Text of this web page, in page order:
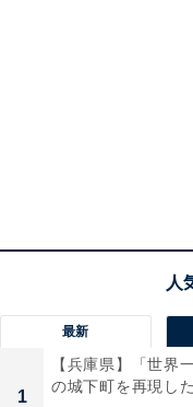
最新
1
【兵庫県】「世界
の城下町を再現し